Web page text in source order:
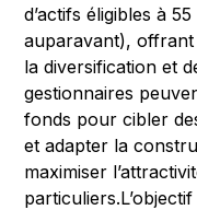
d’actifs éligibles à
auparavant),
la diversification et
gestionnaires
fonds pour cibler
et adapter la
maximiser